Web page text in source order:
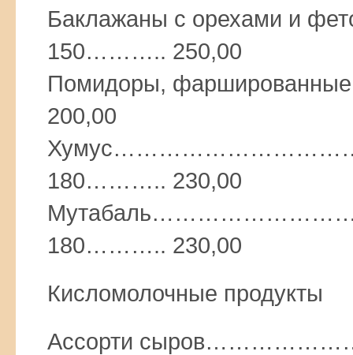
Баклажаны с орехами
150……….. 250,00
Помидоры,
200,00
180……….. 230,00
180……….. 230,00
Кисломолочные продукты
Ассорти